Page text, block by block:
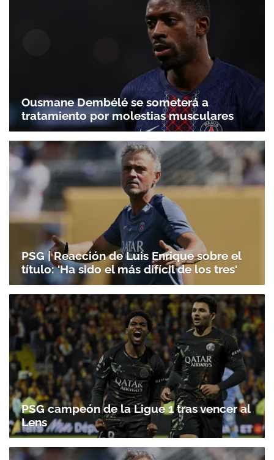
Ousmane Dembélé se someterá a
tratamiento por molestias musculares
PSG | Reacción de Luis Enrique sobre el
título: 'Ha sido el más difícil de los tres'
PSG campeón de la Ligue 1 tras vencer al
Lens